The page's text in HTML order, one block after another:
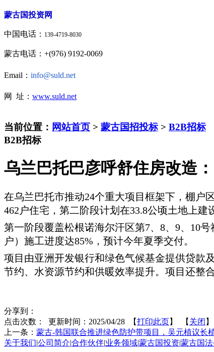
蒙古国投资网
中国电话： 139-4719-8030
蒙古电话：+(976) 9192-0069
Email： info@suld.net
网 址： www.suld.net
当前位置： 网站首页 > 蒙古国招投标> B2B招标
B2B招标
乌兰巴托巴彦呼舒住房改造
在乌兰巴托市推动24个重大项目框架下，棚户
462户住宅，第二阶段计划在33.8公顷土地上建
第一阶段覆盖松根诺海尔汗区第7、8、9、10
户）施工进度达85%，预计今年夏季交付。
项目由亚洲开发银行和绿色气候基金提供贷款
节约、水资源节约和供暖效率提升。项目还整
分享到：
点击次数：
更新时间：2025/04/28 【打印此页】 【 关闭 】
上一条： 蒙古-韩国联合推进绿色防护带项目，吴元植议长
关于我们|公司简介|合作伙伴|业务领域|蒙古国投资|蒙古国法